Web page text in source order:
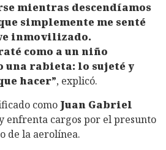
mientras descendíamos
simplemente me senté
inmovilizado.
como a un niño
una rabieta: lo sujeté y
hacer”, explicó.
como Juan Gabriel
enfrenta cargos por el presunto
de la aerolínea.